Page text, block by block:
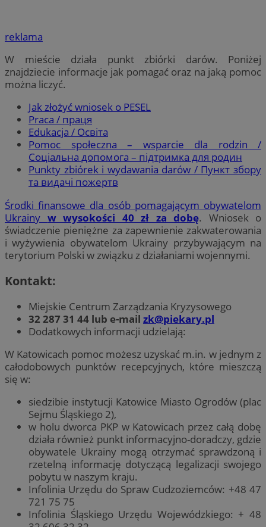
reklama
W mieście działa punkt zbiórki darów. Poniżej
znajdziecie informacje jak pomagać oraz na jaką pomoc
można liczyć.
Jak złożyć wniosek o PESEL
Praca / праця
Edukacja / Освіта
Pomoc społeczna – wsparcie dla rodzin /
Соціальна допомога – підтримка для родин
Punkty zbiórek i wydawania darów / Пункт збору
та видачі пожертв
Środki finansowe dla osób pomagającym obywatelom
Ukrainy w wysokości 40 zł za dobę. Wniosek o
świadczenie pieniężne za zapewnienie zakwaterowania
i wyżywienia obywatelom Ukrainy przybywającym na
terytorium Polski w związku z działaniami wojennymi.
Kontakt:
Miejskie Centrum Zarządzania Kryzysowego
32 287 31 44 lub e-mail zk@piekary.pl
Dodatkowych informacji udzielają:
W Katowicach pomoc możesz uzyskać m.in. w jednym z
całodobowych punktów recepcyjnych, które mieszczą
się w:
siedzibie instytucji Katowice Miasto Ogrodów (plac
Sejmu Śląskiego 2),
w holu dworca PKP w Katowicach przez całą dobę
działa również punkt informacyjno-doradczy, gdzie
obywatele Ukrainy mogą otrzymać sprawdzoną i
rzetelną informację dotyczącą legalizacji swojego
pobytu w naszym kraju.
Infolinia Urzędu do Spraw Cudzoziemców: +48 47
721 75 75
Infolinia Śląskiego Urzędu Wojewódzkiego: + 48